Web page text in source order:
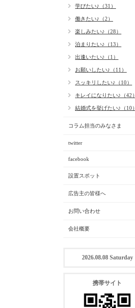
学びたい♪（31）
働きたい♪（2）
楽しみたい♪（28）
泊まりたい♪（13）
出逢いたい♪（1）
お願いしたい♪（11）
スッキリしたい♪（10）
キレイになりたい♪（42）
結婚式を挙げたい♪（10）
コラム担当のみなさま
twitter
facebook
設置スポット
広告主の皆様へ
お問い合わせ
会社概要
2026.08.08 Saturday
携帯サイト